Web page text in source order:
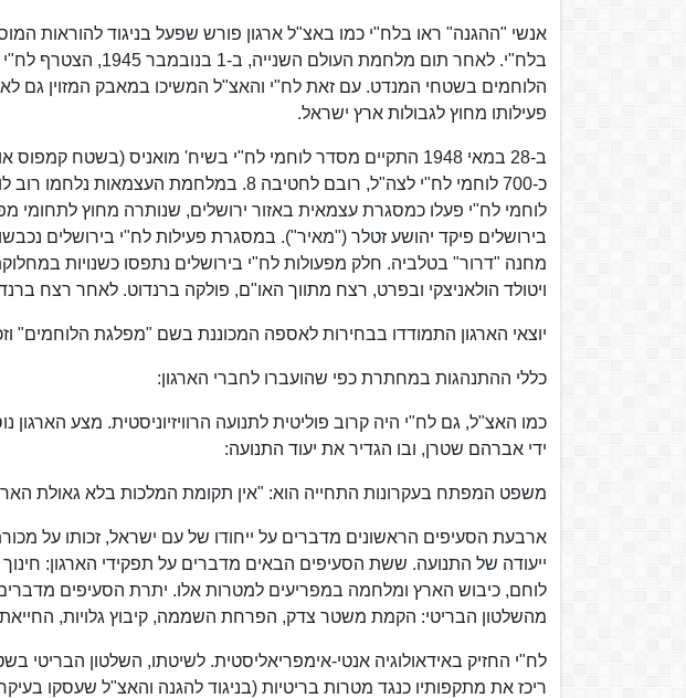
אנשי "ההגנה" ראו בלח"י כמו באצ"ל ארגון פורש שפעל בניגוד להוראות
בלח"י. לאחר תום מלחמת
הלוחמים בשטחי המנדט. עם זאת לח"י והאצ"ל המשיכו במאבק המזוין גם
פעילותו מחוץ לגבולות ארץ ישראל.
ב-28 במאי 1948 התקיים מסדר לוחמי לח"י בשיח' מואניס (בשטח
לוחמי לח"י פעלו כמסגרת עצמאית באזור ירושלים, שנותרה מחוץ לתחומי
בירושלים פיקד יהושע זטלר ("מאיר"). במסגרת פעילות לח"י בירושלים
מחנה "דרור" בטלביה. חלק מפעולות לח"י בירושלים נתפסו כשנויות
ויטולד הולאניצקי ובפרט, רצח מתווך האו"ם, פולקה ברנדוט. לאחר רצח
יוצאי הארגון התמודדו בבחירות לאספה המכוננת בשם "מפלגת הלוחמים"
כללי ההתנהגות במחתרת כפי שהועברו לחברי הארגון:
כמו האצ"ל, גם לח"י היה קרוב פוליטית לתנועה הרוויזיוניסטית. מצע
ידי אברהם שטרן, ובו הגדיר את יעוד התנועה:
משפט המפתח בעקרונות התחייה הוא: "אין תקומת המלכות בלא גאולת
ארבעת הסעיפים הראשונים מדברים על ייחודו של עם ישראל, זכותו על
ייעודה של התנועה. ששת הסעיפים הבאים מדברים על תפקידי הארגון:
לוחם, כיבוש הארץ ומלחמה במפריעים למטרות אלו. יתרת הסעיפים
מהשלטון הבריטי: הקמת משטר צדק, הפרחת השממה, קיבוץ גלויות,
לח"י החזיק באידאולוגיה אנטי-אימפריאליסטית. לשיטתו, השלטון הבריטי
ריכז את מתקפותיו כנגד מטרות בריטיות (בניגוד להגנה והאצ"ל שעסקו